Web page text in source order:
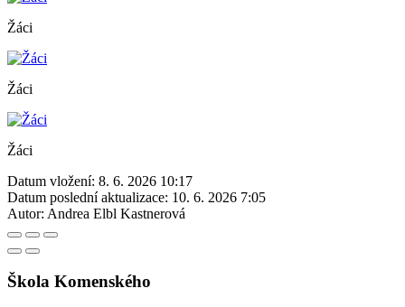
Žáci
Žáci
Žáci
Datum vložení: 8. 6. 2026 10:17
Datum poslední aktualizace: 10. 6. 2026 7:05
Autor: Andrea Elbl Kastnerová
Škola Komenského